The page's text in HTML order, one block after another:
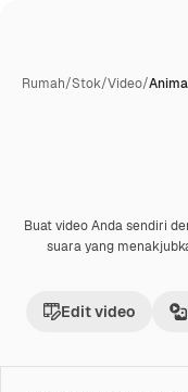
Rumah/Stok/Video/
PremiumDihasilkan
Buat video Anda sendiri
suara yang
Edit video